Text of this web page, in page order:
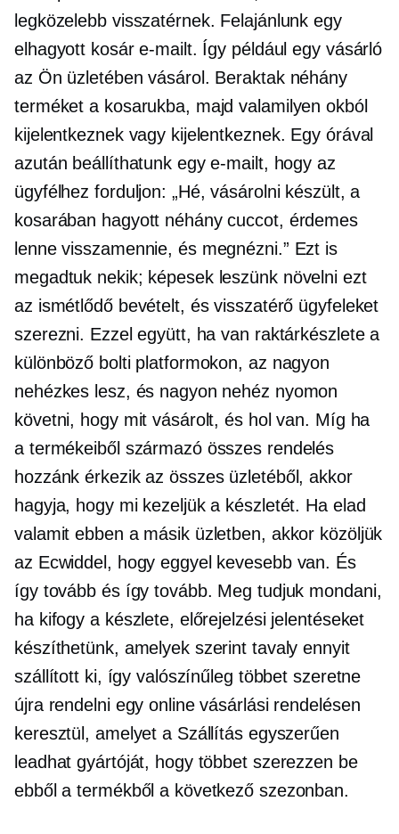
legközelebb visszatérnek. Felajánlunk egy
elhagyott kosár e-mailt. Így például egy vásárló
az Ön üzletében vásárol. Beraktak néhány
terméket a kosarukba, majd valamilyen okból
kijelentkeznek vagy kijelentkeznek. Egy órával
azután beállíthatunk egy e-mailt, hogy az
ügyfélhez forduljon: „Hé, vásárolni készült, a
kosarában hagyott néhány cuccot, érdemes
lenne visszamennie, és megnézni.” Ezt is
megadtuk nekik; képesek leszünk növelni ezt
az ismétlődő bevételt, és visszatérő ügyfeleket
szerezni. Ezzel együtt, ha van raktárkészlete a
különböző bolti platformokon, az nagyon
nehézkes lesz, és nagyon nehéz nyomon
követni, hogy mit vásárolt, és hol van. Míg ha
a termékeiből származó összes rendelés
hozzánk érkezik az összes üzletéből, akkor
hagyja, hogy mi kezeljük a készletét. Ha elad
valamit ebben a másik üzletben, akkor közöljük
az Ecwiddel, hogy eggyel kevesebb van. És
így tovább és így tovább. Meg tudjuk mondani,
ha kifogy a készlete, előrejelzési jelentéseket
készíthetünk, amelyek szerint tavaly ennyit
szállított ki, így valószínűleg többet szeretne
újra rendelni egy online vásárlási rendelésen
keresztül, amelyet a Szállítás egyszerűen
leadhat gyártóját, hogy többet szerezzen be
ebből a termékből a következő szezonban.